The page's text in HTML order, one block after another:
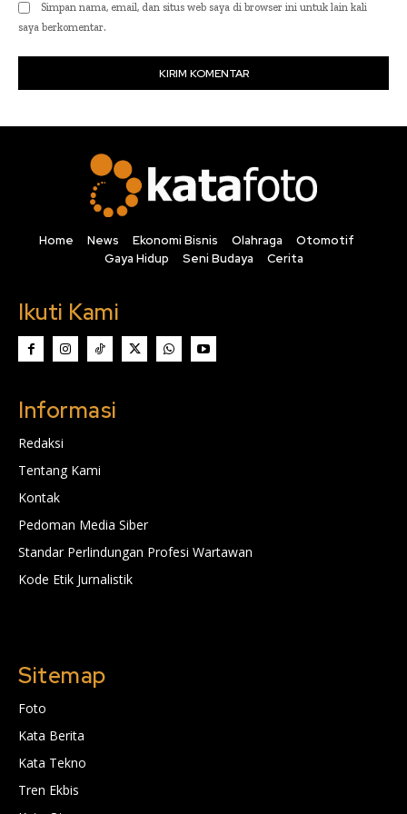
Simpan nama, email, dan situs web saya di browser ini untuk lain kali
saya berkomentar.
Home News Ekonomi Bisnis Olahraga
Otomotif
Gaya Hidup
Seni Budaya Cerita
Ikuti Kami
Informasi
Redaksi
Tentang Kami
Kontak
Pedoman Media Siber
Standar Perlindungan Profesi Wartawan
Kode Etik Jurnalistik
Sitemap
Foto
Kata Berita
Kata Tekno
Tren Ekbis